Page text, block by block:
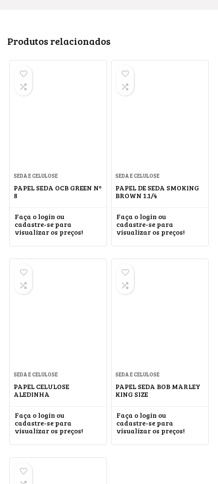
Produtos relacionados
SEDA E CELULOSE
PAPEL SEDA OCB GREEN Nº
8
Faça o login ou
cadastre-se para
visualizar os preços!
SEDA E CELULOSE
PAPEL DE SEDA SMOKING
BROWN 1.1/4
Faça o login ou
cadastre-se para
visualizar os preços!
SEDA E CELULOSE
PAPEL CELULOSE
ALEDINHA
Faça o login ou
cadastre-se para
visualizar os preços!
SEDA E CELULOSE
PAPEL SEDA BOB MARLEY
KING SIZE
Faça o login ou
cadastre-se para
visualizar os preços!